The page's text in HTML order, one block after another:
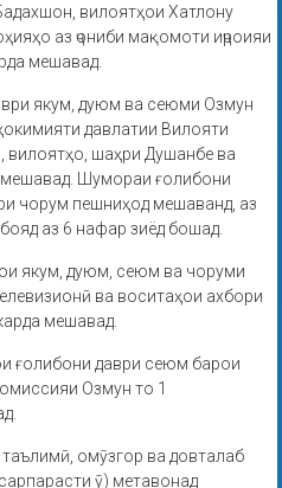
вилоятҳои Хатлону
аз ҷониби мақомоти иҷроияи
мешавад.
якум, дуюм ва сеюми Озмун
давлатии Вилояти
шаҳри Душанбе ва
мешавад. Шумораи ғолибони
чорум пешниҳод мешаванд, аз
аз 6 нафар зиёд бошад.
якум, дуюм, сеюм ва чоруми
ва воситаҳои ахбори
мешавад.
ғолибони даври сеюм барои
Озмун то 1
омӯзгор ва довталаб
ӯ) метавонад